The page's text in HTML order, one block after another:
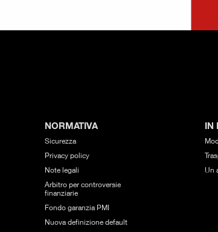
NORMATIVA
Sicurezza
Privacy policy
Note legali
Arbitro per controversie
finanziarie
Fondo garanzia PMI
Nuova definizione default
IN
Un